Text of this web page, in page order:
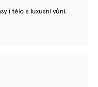
i tělo s luxusní vůní.